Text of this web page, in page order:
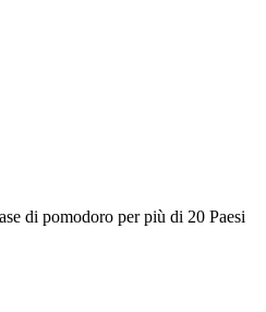
di pomodoro per più di 20 Paesi